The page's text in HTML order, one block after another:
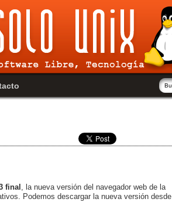
final , la nueva versión del navegador web de la
Podemos descargar la nueva versión desde